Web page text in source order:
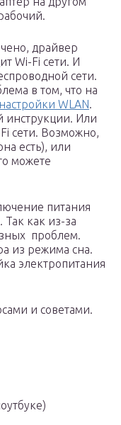
драйвер
Wi-Fi сети. И
сети.
в том, что на
WLAN.
инструкции. Или
сети. Возможно,
есть), или
можете
питания
Так как из-за
проблем.
из режима сна.
электропитания
и советами.